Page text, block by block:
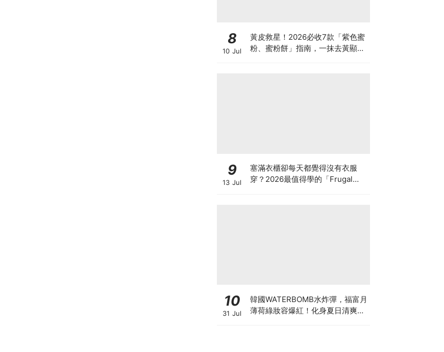
8
10 Jul
黃皮救星！2026必收7款「紫色蜜
粉、蜜粉餅」指南，一抹去黃顯
9
13 Jul
塞滿衣櫃卻每天都覺得沒有衣服
穿？2026最值得學的「Frugal
10
31 Jul
韓國WATERBOMB水炸彈，福富月
薄荷綠妝容爆紅！化身夏日清爽